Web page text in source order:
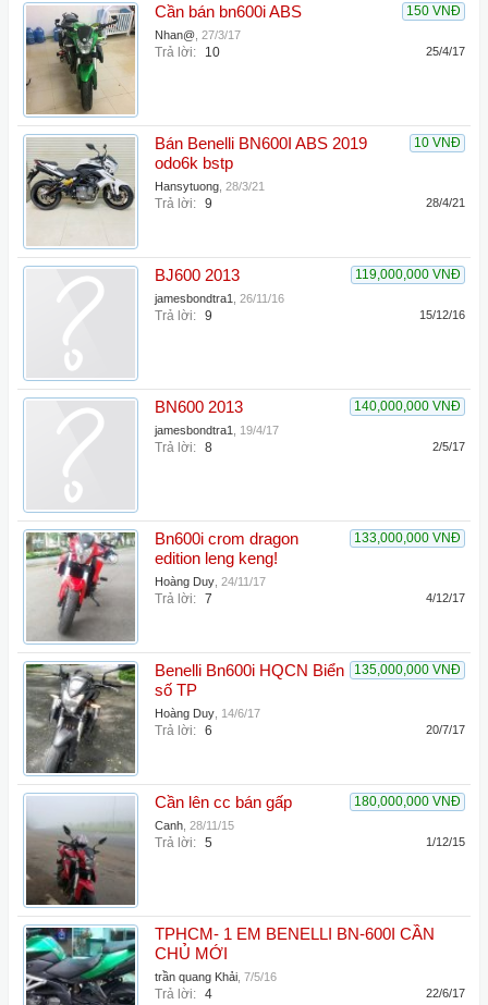
150 VNĐ
Cần bán bn600i ABS
Nhan@ 27/3/17
Trả lời: 10 25/4/17
10 VNĐ
Bán Benelli BN600I ABS 2019
odo6k bstp
Hansytuong 28/3/21
Trả lời: 9 28/4/21
119,000,000 VNĐ
BJ600 2013
jamesbondtra1 26/11/16
Trả lời: 9 15/12/16
140,000,000 VNĐ
BN600 2013
jamesbondtra1 19/4/17
Trả lời: 8 2/5/17
133,000,000 VNĐ
Bn600i crom dragon
edition leng keng!
Hoàng Duy 24/11/17
Trả lời: 7 4/12/17
135,000,000 VNĐ
Benelli Bn600i HQCN Biển
số TP
Hoàng Duy 14/6/17
Trả lời: 6 20/7/17
180,000,000 VNĐ
Cần lên cc bán gấp
Canh 28/11/15
Trả lời: 5 1/12/15
TPHCM- 1 EM BENELLI BN-600I CẦN
CHỦ MỚI
trần quang Khải 7/5/16
Trả lời: 4 22/6/17